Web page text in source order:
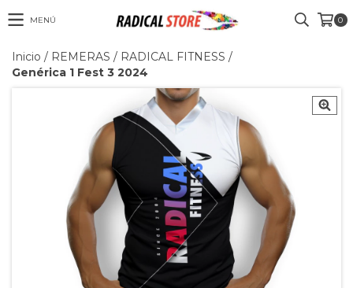
MENÚ 0
Inicio / REMERAS / RADICAL FITNESS /
Genérica 1 Fest 3 2024